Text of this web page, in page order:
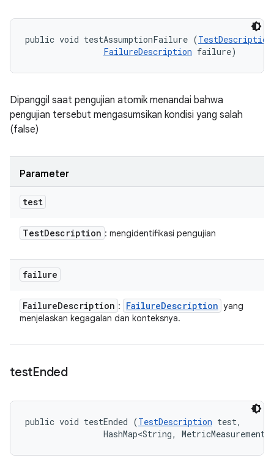
public void testAssumptionFailure (TestDescription
FailureDescription failure)
Dipanggil saat pengujian atomik menandai bahwa
pengujian tersebut mengasumsikan kondisi yang salah
(false)
Parameter
test
TestDescription : mengidentifikasi pengujian
failure
FailureDescription : FailureDescription yang
menjelaskan kegagalan dan konteksnya.
testEnded
public void testEnded (TestDescription test,
HashMap<String,